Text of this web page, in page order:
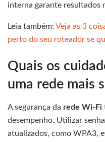
interna garante resultados
Leia também: Veja as 3
perto do seu roteador se
Quais os
uma rede mais
A segurança da rede Wi-Fi
desempenho. Utilizar
atualizados, como WPA3,